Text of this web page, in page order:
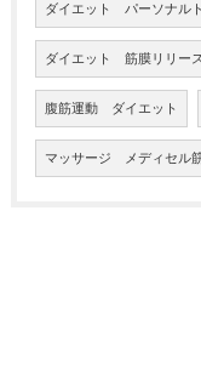
ダイエット パーソナル
ダイエット 筋膜リリー
腹筋運動 ダイエット
マッサージ メディセル